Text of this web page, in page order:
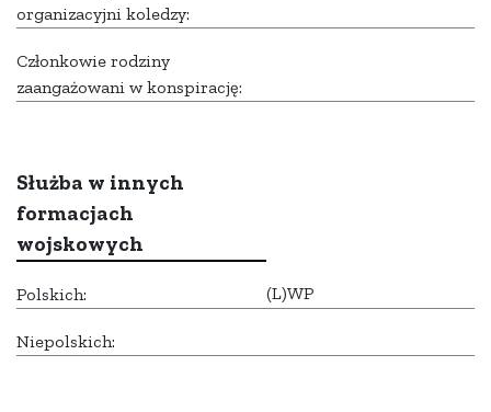
organizacyjni koledzy:
Członkowie rodziny
zaangażowani w konspirację:
Służba w innych
formacjach
wojskowych
Polskich: (L)WP
Niepolskich: